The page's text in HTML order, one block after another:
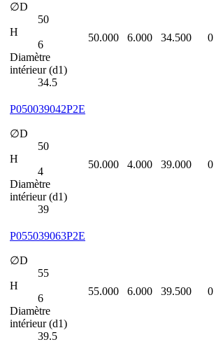
∅D
50
H
6
Diamètre
intérieur (d1)
34.5
50.000 6.000 34.500 0
P050039042P2E
∅D
50
H
4
Diamètre
intérieur (d1)
39
50.000 4.000 39.000 0
P055039063P2E
∅D
55
H
6
Diamètre
intérieur (d1)
39.5
55.000 6.000 39.500 0